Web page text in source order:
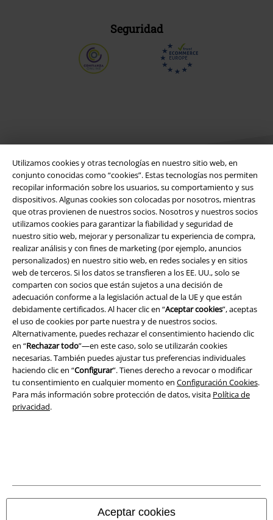
Utilizamos cookies y otras tecnologías en nuestro sitio web, en
conjunto conocidas como “cookies”. Estas tecnologías nos permiten
recopilar información sobre los usuarios, su comportamiento y sus
dispositivos. Algunas cookies son colocadas por nosotros, mientras
que otras provienen de nuestros socios. Nosotros y nuestros socios
utilizamos cookies para garantizar la fiabilidad y seguridad de
nuestro sitio web, mejorar y personalizar tu experiencia de compra,
realizar análisis y con fines de marketing (por ejemplo, anuncios
personalizados) en nuestro sitio web, en redes sociales y en sitios
web de terceros. Si los datos se transfieren a los EE. UU., solo se
comparten con socios que están sujetos a una decisión de
adecuación conforme a la legislación actual de la UE y que están
debidamente certificados. Al hacer clic en “Aceptar cookies”, aceptas
el uso de cookies por parte nuestra y de nuestros socios.
Alternativamente, puedes rechazar el consentimiento haciendo clic
en “Rechazar todo”—en este caso, solo se utilizarán cookies
necesarias. También puedes ajustar tus preferencias individuales
haciendo clic en “Configurar”. Tienes derecho a revocar o modificar
tu consentimiento en cualquier momento en Configuración Cookies.
Para más información sobre protección de datos, visita Política de
privacidad.
Aceptar cookies
Seguridad
Legal
Términos y Condiciones
Aviso Legal
Ley protección de datos
Eliminación de residuos y protección del medioambiente
Declaración de Conformidad
Información sobre accesibilidad
Configuración Cookies